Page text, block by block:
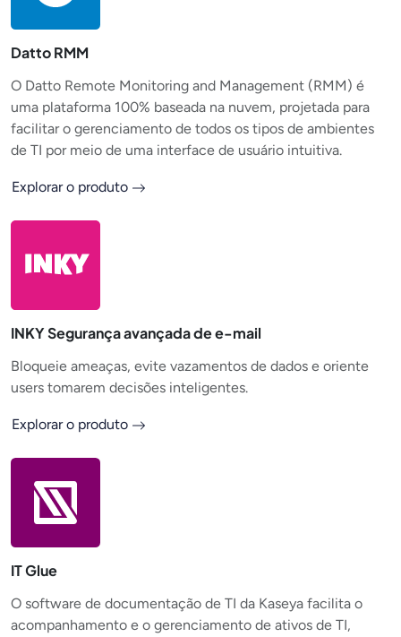
Datto RMM
O Datto Remote Monitoring and Management (RMM) é
uma plataforma 100% baseada na nuvem, projetada para
facilitar o gerenciamento de todos os tipos de ambientes
de TI por meio de uma interface de usuário intuitiva.
Explorar o produto
INKY Segurança avançada de e-mail
Bloqueie ameaças, evite vazamentos de dados e oriente
users tomarem decisões inteligentes.
Explorar o produto
IT Glue
O software de documentação de TI da Kaseya facilita o
acompanhamento e o gerenciamento de ativos de TI,